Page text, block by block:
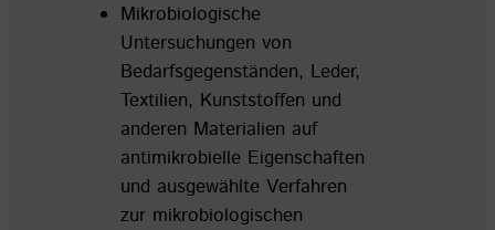
Mikrobiologische
Untersuchungen von
Bedarfsgegenständen, Leder,
Textilien, Kunststoffen und
anderen Materialien auf
antimikrobielle Eigenschaften
und ausgewählte Verfahren
zur mikrobiologischen